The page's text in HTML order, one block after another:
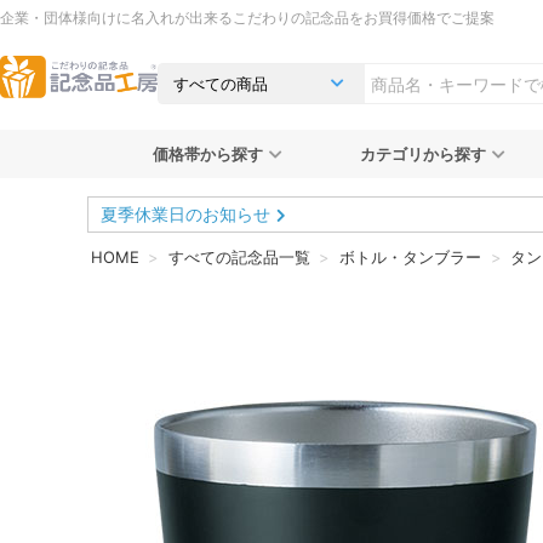
企業・団体様向けに名入れが出来るこだわりの記念品をお買得価格でご提案
価格帯から探す カテゴリから探す
夏季休業日のお知らせ
HOME すべての記念品一覧 ボトル・タンブラー タ